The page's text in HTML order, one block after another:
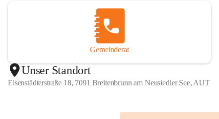
Gemeinderat
Unser Standort
Eisenstädterstraße 18, 7091 Breitenbrunn am Neusiedler See, AUT